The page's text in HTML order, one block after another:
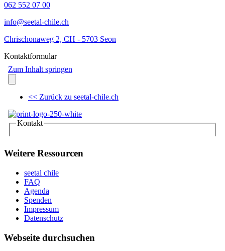
062 552 07 00
info@seetal-chile.ch
Chrischonaweg 2, CH - 5703 Seon
Kontaktformular
Weitere Ressourcen
seetal chile
FAQ
Agenda
Spenden
Impressum
Datenschutz
Webseite durchsuchen